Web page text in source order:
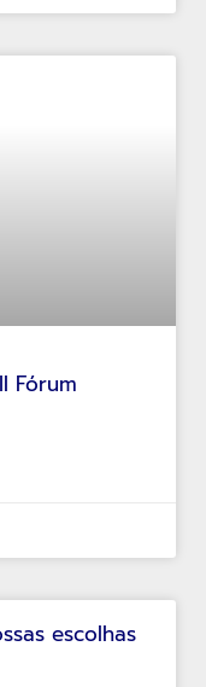
Fórum
escolhas